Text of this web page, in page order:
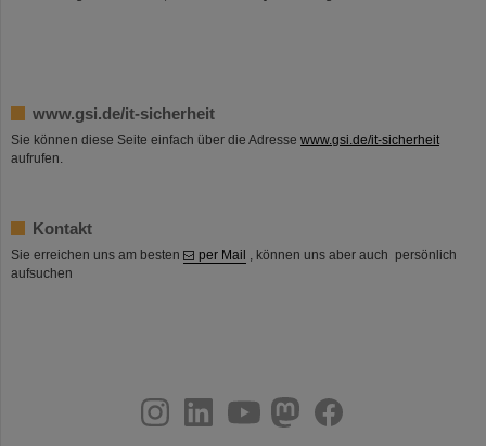
www.gsi.de/it-sicherheit
Sie können diese Seite einfach über die Adresse www.gsi.de/it-sicherheit
aufrufen.
Kontakt
Sie erreichen uns am besten per Mail , können uns aber auch persönlich
aufsuchen
youtubehelmholtz.socialfacebook